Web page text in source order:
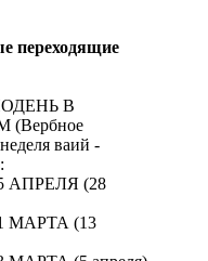
переходящие
В
ваий -
АПРЕЛЯ (28
МАРТА (13